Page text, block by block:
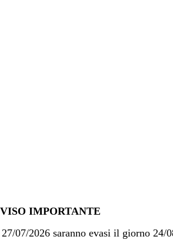
IMPORTANTE
07/2026 saranno evasi il giorno 24/